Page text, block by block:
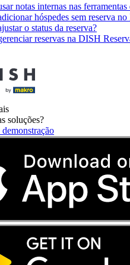
notas internas nas ferramentas
hóspedes sem reserva
o status da reserva?
reservas na DISH
soluções?